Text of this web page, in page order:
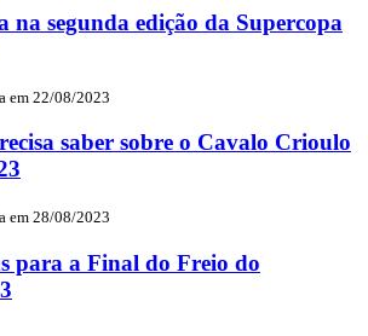
na segunda edição da Supercopa
em 22/08/2023
saber sobre o Cavalo Crioulo
em 28/08/2023
para a Final do Freio do